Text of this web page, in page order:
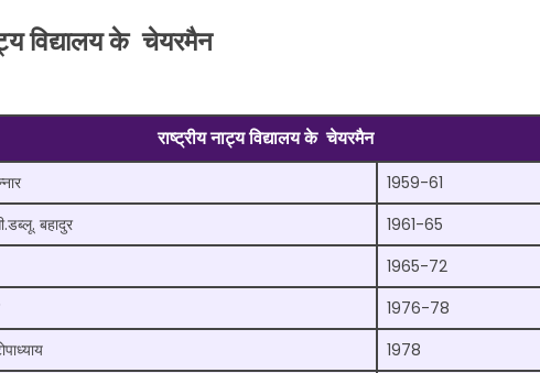
विद्यालय के चेयरमैन
राष्ट्रीय नाट्य विद्यालय के चेयरमैन
1959-61
बहादुर
1961-65
1965-72
1976-78
1978